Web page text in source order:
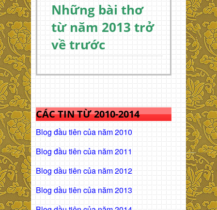
Những bài thơ
từ năm 2013 trở
về trước
CÁC TIN TỪ 2010-2014
Blog đầu tiên của năm 2010
Blog đầu tiên của năm 2011
Blog dầu tiên của năm 2012
Blog dầu tiên của năm 2013